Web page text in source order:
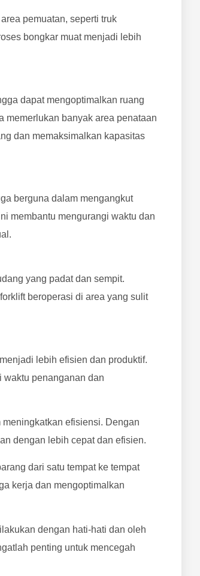
pemuatan, seperti truk
bongkar muat menjadi lebih
dapat mengoptimalkan ruang
memerlukan banyak area penataan
dan memaksimalkan kapasitas
berguna dalam mengangkut
membantu mengurangi waktu dan
yang padat dan sempit.
beroperasi di area yang sulit
lebih efisien dan produktif.
waktu penanganan dan
efisiensi. Dengan
dengan lebih cepat dan efisien.
dari satu tempat ke tempat
kerja dan mengoptimalkan
dengan hati-hati dan oleh
penting untuk mencegah